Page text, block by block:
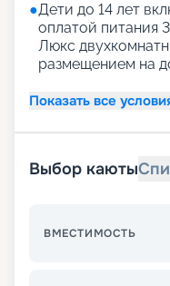
●Дети до 14 лет
оплатой питания
Люкс
размещением на
Показать все
Выбор каюты
ВМЕСТИМОСТЬ